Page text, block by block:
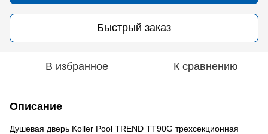
Быстрый заказ
В избранное К сравнению
Описание
Душевая дверь Koller Pool TREND TT90G трехсекционная